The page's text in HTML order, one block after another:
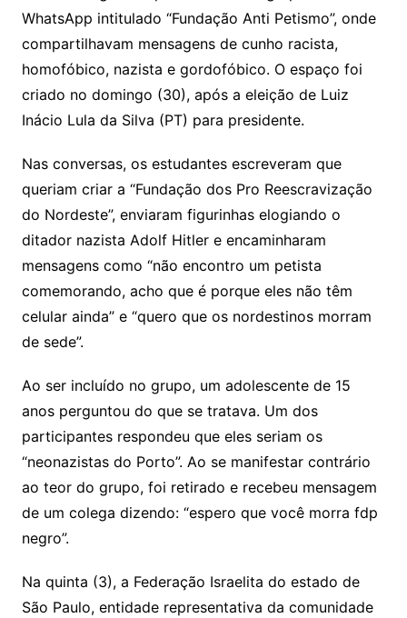
WhatsApp intitulado “Fundação Anti Petismo”, onde
compartilhavam mensagens de cunho racista,
homofóbico, nazista e gordofóbico. O espaço foi
criado no domingo (30), após a eleição de Luiz
Inácio Lula da Silva (PT) para presidente.
Nas conversas, os estudantes escreveram que
queriam criar a “Fundação dos Pro Reescravização
do Nordeste”, enviaram figurinhas elogiando o
ditador nazista Adolf Hitler e encaminharam
mensagens como “não encontro um petista
comemorando, acho que é porque eles não têm
celular ainda” e “quero que os nordestinos morram
de sede”.
Ao ser incluído no grupo, um adolescente de 15
anos perguntou do que se tratava. Um dos
participantes respondeu que eles seriam os
“neonazistas do Porto”. Ao se manifestar contrário
ao teor do grupo, foi retirado e recebeu mensagem
de um colega dizendo: “espero que você morra fdp
negro”.
Na quinta (3), a Federação Israelita do estado de
São Paulo, entidade representativa da comunidade